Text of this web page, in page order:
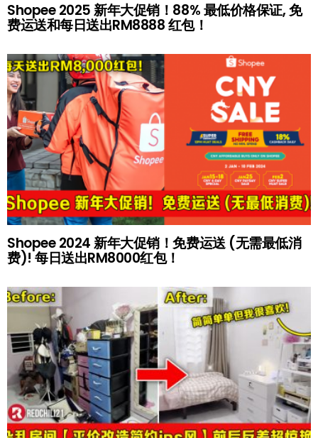
Shopee 2025 新年大促销！88% 最低价格保证, 免
费运送和每日送出RM8888 红包！
Shopee 2024 新年大促销！免费运送 (无需最低消
费)! 每日送出RM8000红包！